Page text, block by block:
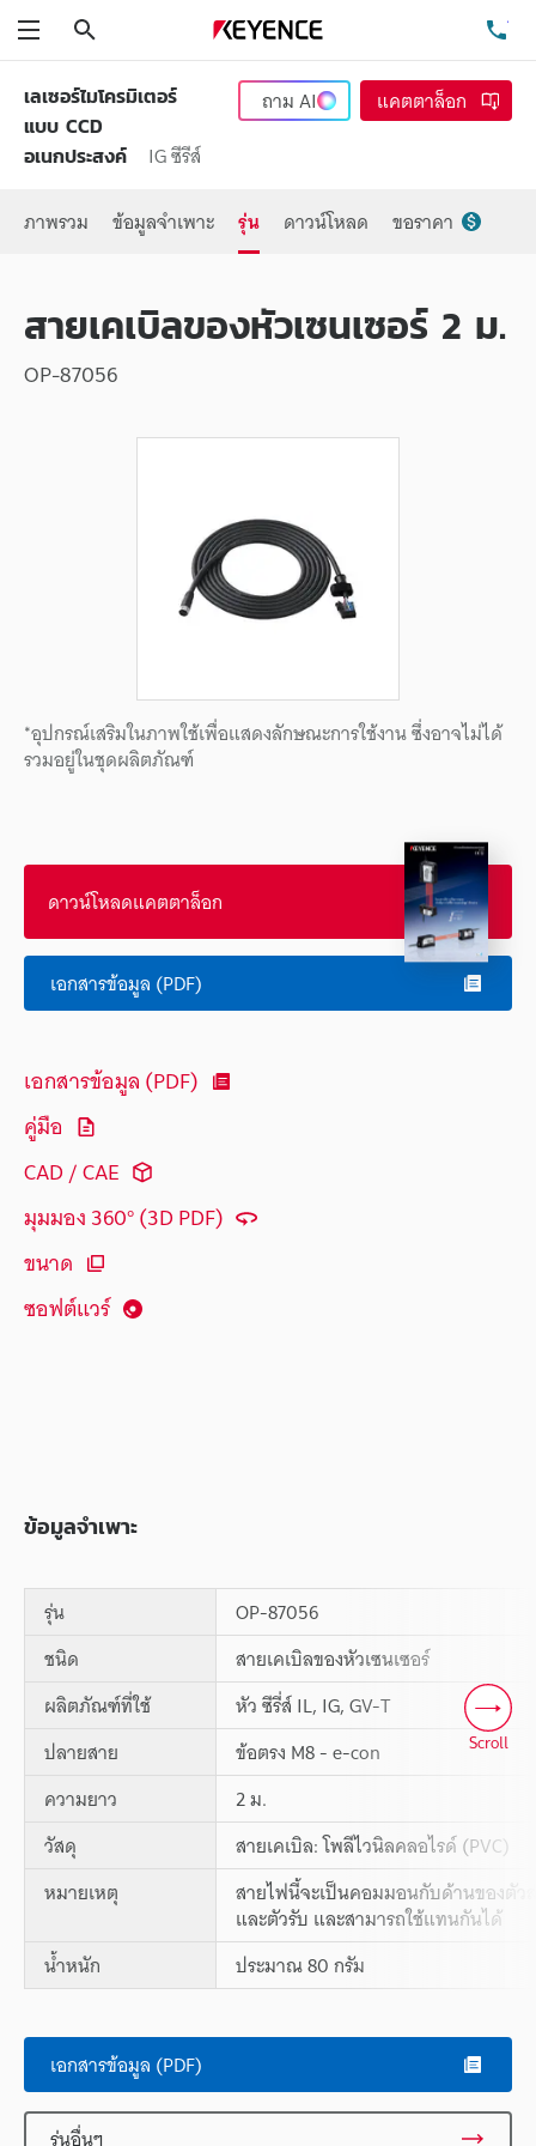
เลเซอร์ไมโครมิเตอร์
แบบ CCD
อเนกประสงค์
IG ซีรีส์
ถามAI แคตตาล็อก
ภาพรวม ข้อมูลจำเพาะ รุ่น ดาวน์โหลด ขอราคา
สายเคเบิลของหัวเซนเซอร์ 2 ม.
OP-87056
*อุปกรณ์เสริมในภาพใช้เพื่อแสดงลักษณะการใช้งาน ซึ่งอาจไม่ได้
รวมอยู่ในชุดผลิตภัณฑ์
ดาวน์โหลดแคตตาล็อก
เอกสารข้อมูล (PDF)
เอกสารข้อมูล (PDF)
คู่มือ
CAD / CAE
มุมมอง 360° (3D PDF)
ขนาด
ซอฟต์แวร์
ข้อมูลจำเพาะ
รุ่น
OP-87056
ชนิด
สายเคเบิลของหัวเซนเซอร์
ผลิตภัณฑ์ที่ใช้
หัว ซีรี่ส์ IL, IG, GV-T
ปลายสาย
ข้อตรง M8 - e-con
ความยาว
2 ม.
วัสดุ
สายเคเบิล: โพลีไวนิลคลอไรด์ (PVC)
หมายเหตุ
สายไฟนี้จะเป็นคอมมอนกับด้านของตัว
และตัวรับ และสามารถใช้แทนกันได้
น้ำหนัก
ประมาณ 80 กรัม
Scroll
เอกสารข้อมูล (PDF)
รุ่นอื่นๆ